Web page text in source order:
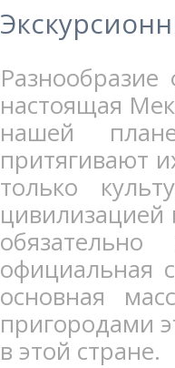
настоящая
нашей
притягивают
только
официальная
основная
пригородами
в этой стране.